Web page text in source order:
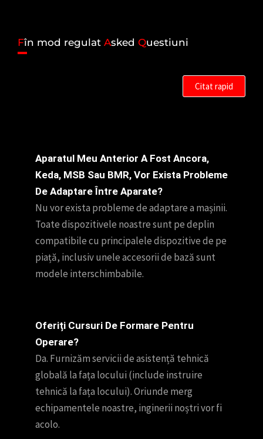
Fîn mod regulat Asked Questiuni
Citat rapid
Aparatul Meu Anterior A Fost Ancora,
Keda, MSB Sau BMR, Vor Exista Probleme
De Adaptare Între Aparate?
Nu vor exista probleme de adaptare a mașinii.
Toate dispozitivele noastre sunt pe deplin
compatibile cu principalele dispozitive de pe
piață, inclusiv unele accesorii de bază sunt
modele interschimbabile.
Oferiți Cursuri De Formare Pentru
Operare?
Da. Furnizăm servicii de asistență tehnică
globală la fața locului (include instruire
tehnică la fața locului). Oriunde merg
echipamentele noastre, inginerii noștri vor fi
acolo.